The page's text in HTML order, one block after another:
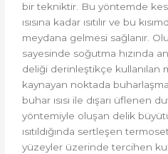
bir tekniktir. Bu yöntemde
ısısına kadar ısıtılır ve bu
meydana gelmesi sağlanır.
sayesinde soğutma hızında
deliği derinleştikçe kullanılan
kaynayan noktada
buhar ısısı ile dışarı üflenen
yöntemiyle oluşan delik
ısıtıldığında sertleşen
yüzeyler üzerinde tercihen